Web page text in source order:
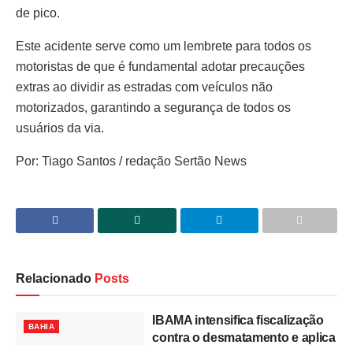
de pico.
Este acidente serve como um lembrete para todos os
motoristas de que é fundamental adotar precauções
extras ao dividir as estradas com veículos não
motorizados, garantindo a segurança de todos os
usuários da via.
Por: Tiago Santos / redação Sertão News
Relacionado Posts
BAHIA
IBAMA intensifica fiscalização
contra o desmatamento e aplica